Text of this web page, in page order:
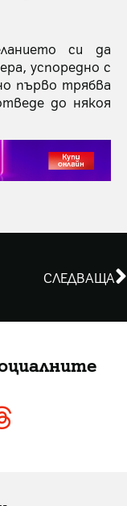
си да
успоредно с
първо трябва
до някоя
СЛЕДВАЩА